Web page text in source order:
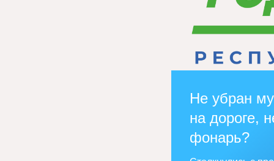
Не убран
на дороге,
фонарь?